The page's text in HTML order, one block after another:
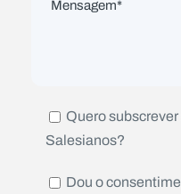
Quero
Salesianos?
Dou o